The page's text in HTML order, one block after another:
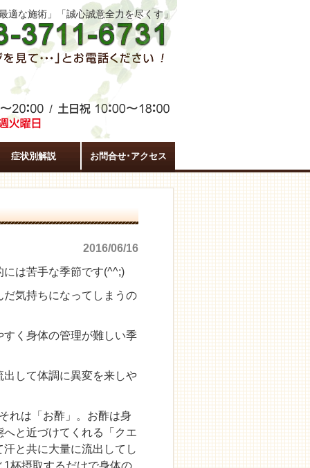
適な施術」「誠心誠意全力を尽くす」
症状別解説 お問合せ･アクセス
2016/06/16
は苦手な季節です(^^;)
気持ちになってしまうの
く身体の管理が難しい季
して体調に異変を来しや
れは「お酢」。お酢は身
と近づけてくれる「クエ
と共に大量に流出してし
杯摂取するだけで身体の